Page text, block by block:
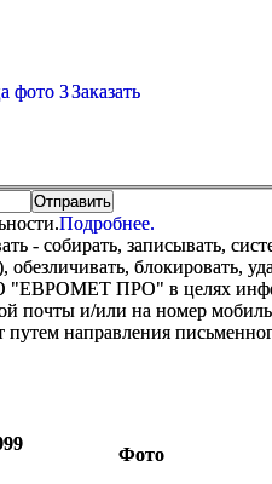
Заказать
Подробнее.
записывать,
обезличивать,
ПРО" в целях
и/или на номер
направления
Фото